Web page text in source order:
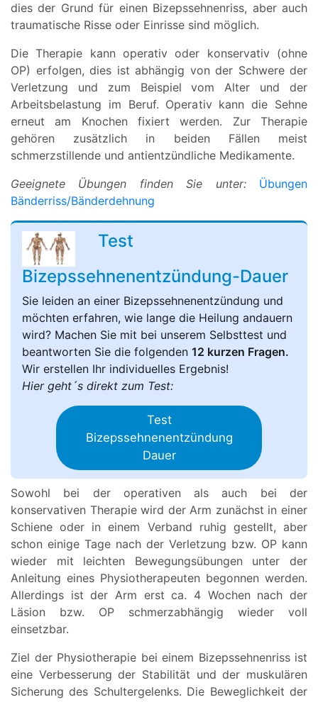
dies der Grund für einen Bizepssehnenriss, aber auch
traumatische Risse oder Einrisse sind möglich.
Die Therapie kann operativ oder konservativ (ohne
OP) erfolgen, dies ist abhängig von der Schwere der
Verletzung und zum Beispiel vom Alter und der
Arbeitsbelastung im Beruf. Operativ kann die Sehne
erneut am Knochen fixiert werden. Zur Therapie
gehören zusätzlich in beiden Fällen meist
schmerzstillende und antientzündliche Medikamente.
Geeignete Übungen finden Sie unter: Übungen
Bänderriss/Bänderdehnung
Test
Bizepssehnenentzündung-Dauer
Sie leiden an einer Bizepssehnenentzündung und
möchten erfahren, wie lange die Heilung andauern
wird? Machen Sie mit bei unserem Selbsttest und
beantworten Sie die folgenden 12 kurzen Fragen.
Wir erstellen Ihr individuelles Ergebnis!
Hier geht´s direkt zum Test:
Test
Bizepssehnenentzündung
Dauer
Sowohl bei der operativen als auch bei der
konservativen Therapie wird der Arm zunächst in einer
Schiene oder in einem Verband ruhig gestellt, aber
schon einige Tage nach der Verletzung bzw. OP kann
wieder mit leichten Bewegungsübungen unter der
Anleitung eines Physiotherapeuten begonnen werden.
Allerdings ist der Arm erst ca. 4 Wochen nach der
Läsion bzw. OP schmerzabhängig wieder voll
einsetzbar.
Ziel der Physiotherapie bei einem Bizepssehnenriss ist
eine Verbesserung der Stabilität und der muskulären
Sicherung des Schultergelenks. Die Beweglichkeit der